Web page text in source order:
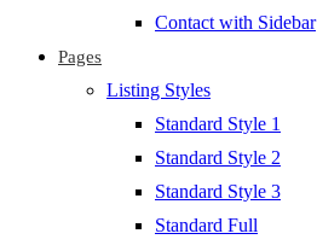
Contact with Sidebar
Pages
Listing Styles
Standard Style 1
Standard Style 2
Standard Style 3
Standard Full